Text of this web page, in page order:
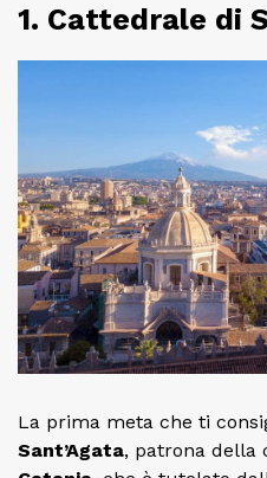
1. Cattedrale di
La prima meta che ti
Sant’Agata, patrona della